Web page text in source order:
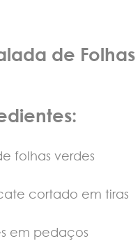
de
folhas verdes
cortado em tiras
em pedaços